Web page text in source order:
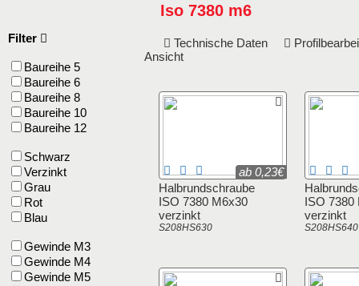
Iso 7380 m6
Technische Daten
Ansicht
Halbrundschraube
ISO 7380 M6x30
verzinkt
S208HS630
ab 0,23€
ISO 7380
verzinkt
S208HS640
Filter
Baureihe 5
Baureihe 6
Baureihe 8
Baureihe 10
Baureihe 12
Schwarz
Verzinkt
Grau
Rot
Blau
Gewinde M3
Gewinde M4
Gewinde M5